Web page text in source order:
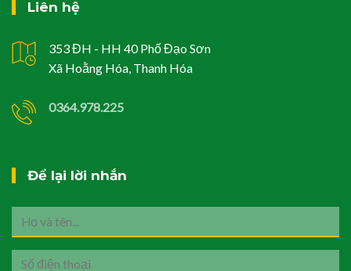
Liên hệ
353 ĐH - HH 40 Phố Đạo Sơn
Xã Hoằng Hóa, Thanh Hóa
0364.978.225
Để lại lời nhắn